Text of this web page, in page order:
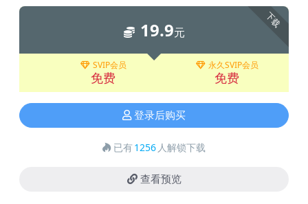
下载
19.9元
SVIP会员
免费
永久SVIP会员
免费
登录后购买
已有1256 人解锁下载
查看预览